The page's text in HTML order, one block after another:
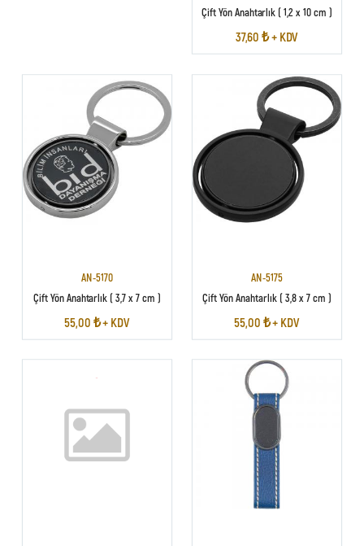
Çift Yön Anahtarlık ( 1,2 x 10 cm )
37,60 ₺ + KDV
AN-5170
Çift Yön Anahtarlık ( 3,7 x 7 cm )
55,00 ₺ + KDV
AN-5175
Çift Yön Anahtarlık ( 3,8 x 7 cm )
55,00 ₺ + KDV